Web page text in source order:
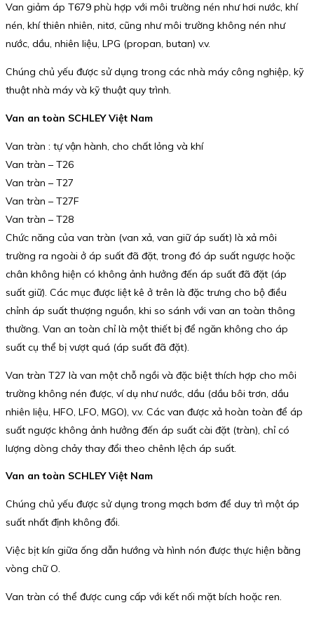
Van giảm áp T679 phù hợp với môi trường nén như hơi nước, khí
nén, khí thiên nhiên, nitơ, cũng như môi trường không nén như
nước, dầu, nhiên liệu, LPG (propan, butan) v.v.
Chúng chủ yếu được sử dụng trong các nhà máy công nghiệp, kỹ
thuật nhà máy và kỹ thuật quy trình.
Van an toàn SCHLEY Việt Nam
Van tràn : tự vận hành, cho chất lỏng và khí
Van tràn – T26
Van tràn – T27
Van tràn – T27F
Van tràn – T28
Chức năng của van tràn (van xả, van giữ áp suất) là xả môi
trường ra ngoài ở áp suất đã đặt, trong đó áp suất ngược hoặc
chân không hiện có không ảnh hưởng đến áp suất đã đặt (áp
suất giữ). Các mục được liệt kê ở trên là đặc trưng cho bộ điều
chỉnh áp suất thượng nguồn, khi so sánh với van an toàn thông
thường. Van an toàn chỉ là một thiết bị để ngăn không cho áp
suất cụ thể bị vượt quá (áp suất đã đặt).
Van tràn T27 là van một chỗ ngồi và đặc biệt thích hợp cho môi
trường không nén được, ví dụ như nước, dầu (dầu bôi trơn, dầu
nhiên liệu, HFO, LFO, MGO), v.v. Các van được xả hoàn toàn để áp
suất ngược không ảnh hưởng đến áp suất cài đặt (tràn), chỉ có
lượng dòng chảy thay đổi theo chênh lệch áp suất.
Van an toàn SCHLEY Việt Nam
Chúng chủ yếu được sử dụng trong mạch bơm để duy trì một áp
suất nhất định không đổi.
Việc bịt kín giữa ống dẫn hướng và hình nón được thực hiện bằng
vòng chữ O.
Van tràn có thể được cung cấp với kết nối mặt bích hoặc ren.